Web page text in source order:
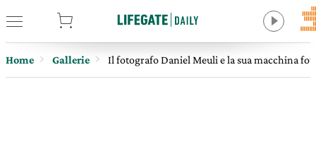
Home Gallerie Il fotografo Daniel Meuli e la sua macchina